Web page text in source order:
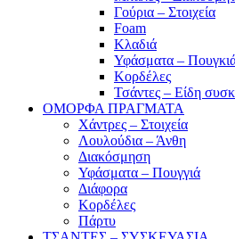
Γούρια – Στοιχεία
Foam
Κλαδιά
Υφάσματα –
Κορδέλες
Τσάντες – Είδη
ΟΜΟΡΦΑ ΠΡΑΓΜΑΤΑ
Χάντρες – Στοιχεία
Λουλούδια – Άνθη
Διακόσμηση
Υφάσματα – Πουγγιά
Διάφορα
Κορδέλες
Πάρτυ